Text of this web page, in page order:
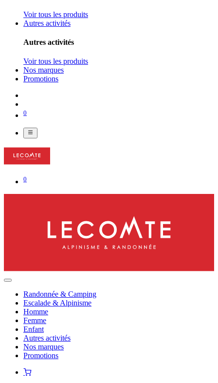
Voir tous les produits
Autres activités
Autres activités
Voir tous les produits
Nos marques
Promotions
0
0
Randonnée & Camping
Escalade & Alpinisme
Homme
Femme
Enfant
Autres activités
Nos marques
Promotions